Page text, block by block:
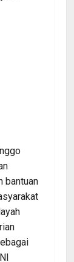
bantuan